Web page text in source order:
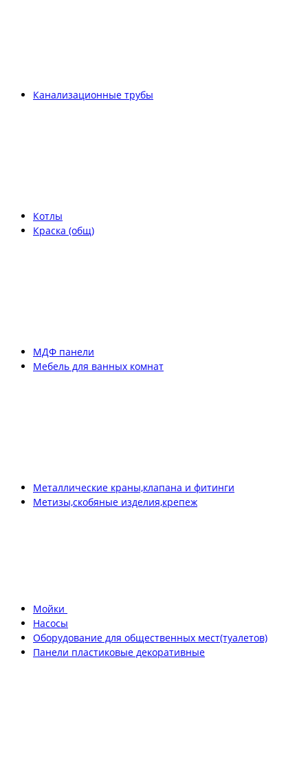
Канализационные трубы
Котлы
Краска (общ)
МДФ панели
Мебель для ванных комнат
Металлические краны,клапана и фитинги
Метизы,скобяные изделия,крепеж
Мойки
Насосы
Оборудование для общественных мест(туалетов)
Панели пластиковые декоративные